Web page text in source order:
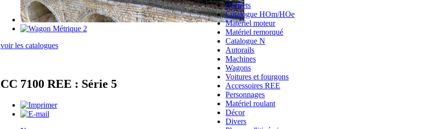
voir les catalogues
CC 7100 REE : Série 5
Coffrets
Catalogue HOm/HOe
Matériel moteur
Matériel remorqué
Catalogue N
Autorails
Machines
Wagons
Voitures et fourgons
Accessoires REE
Personnages
Matériel roulant
Décor
Divers